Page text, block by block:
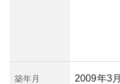
築年月 2009年3月